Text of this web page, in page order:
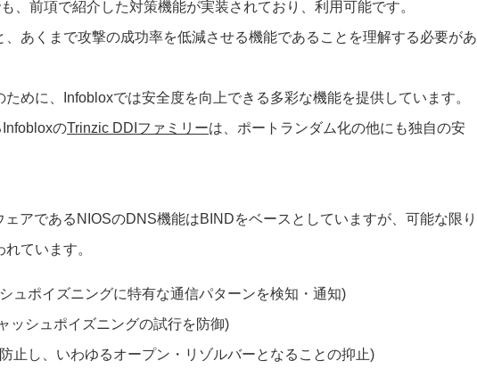
、前項で紹介した対策機能が実装されており、利用可能です。
あくまで攻撃の成功率を低減させる機能であることを理解する必要があ
めに、Infobloxでは安全度を向上できる多彩な機能を提供しています。
のTrinzic DDIファミリーは、ポートランダム化の他にも独自の安
アであるNIOSのDNS機能はBINDをベースとしていますが、可能な限り
ています。
ュポイズニングに特有な通信パターンを検知・通知)
ッシュポイズニングの試行を防御)
止し、いわゆるオープン・リゾルバーとなることの抑止)